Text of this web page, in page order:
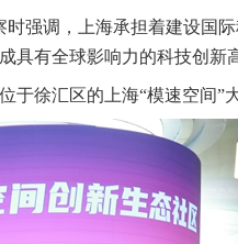
强调，上海承担着建设国
具有全球影响力的科技创新
徐汇区的上海“模速空间”